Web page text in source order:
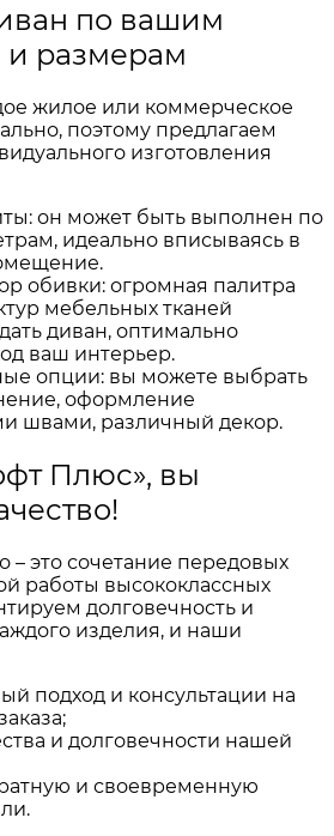
по вашим
размерам
жилое или коммерческое
поэтому предлагаем
изготовления
он может быть выполнен по
идеально вписываясь в
обивки: огромная палитра
мебельных тканей
диван, оптимально
ваш интерьер.
опции: вы можете выбрать
оформление
швами, различный декор.
Плюс», вы
– это сочетание передовых
работы высококлассных
долговечность и
изделия, и наши
подход и консультации на
и долговечности нашей
и своевременную